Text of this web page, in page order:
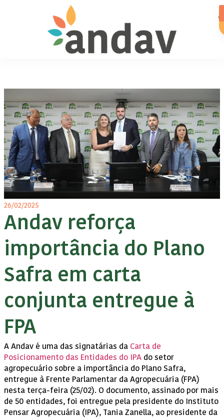
26/02/2025
Andav reforça
importância do Plano
Safra em carta
conjunta entregue à
FPA
A Andav é uma das signatárias da Carta de
Posicionamento das Entidades do IPA do setor
agropecuário sobre a importância do Plano Safra,
entregue à Frente Parlamentar da Agropecuária (FPA)
nesta terça-feira (25/02). O documento, assinado por mais
de 50 entidades, foi entregue pela presidente do Instituto
Pensar Agropecuária (IPA), Tania Zanella, ao presidente da